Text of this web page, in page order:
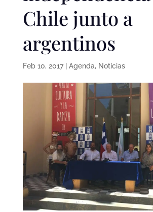
Chile junto a
argentinos
Feb 10, 2017| Agenda, Noticias